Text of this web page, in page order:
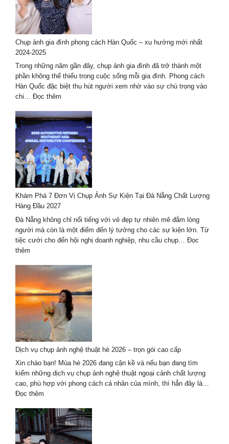
Chụp ảnh gia đình phong cách Hàn Quốc – xu hướng mới nhất
2024-2025
Trong những năm gần đây, chụp ảnh gia đình đã trở thành một
phần không thể thiếu trong cuộc sống mỗi gia đình. Phong cách
Hàn Quốc đặc biệt thu hút người xem nhờ vào sự chú trọng vào
chi… Đọc thêm
ảnh
gia
đình
phong
cách
Hàn
Quốc
–
xu
mới
nhất
2024-
Khám Phá 7 Đơn Vị Chụp Ảnh Sự Kiện Tại Đà Nẵng Chất Lượng
Hàng Đầu 2027
Đà Nẵng không chỉ nổi tiếng với vẻ đẹp tự nhiên mê đắm lòng
người mà còn là một điểm đến lý tưởng cho các sự kiện lớn. Từ
tiệc cưới cho đến hội nghị doanh nghiệp, nhu cầu chụp… Đọc
thêm
Phá
7
Đơn
Vị
Chụp
Ảnh
Sự
Kiện
Tại
Đà
Nẵng
Chất
Lượng
Đầu
2027
Dịch vụ chụp ảnh nghệ thuật hè 2026 – trọn gói cao cấp
Xin chào bạn! Mùa hè 2026 đang cận kề và nếu bạn đang tìm
kiếm những dịch vụ chụp ảnh nghệ thuật ngoại cảnh chất lượng
cao, phù hợp với phong cách cá nhân của mình, thì hẳn đây là…
Đọc thêm
vụ
chụp
ảnh